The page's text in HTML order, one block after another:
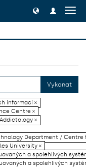
Vykonat
informací ×
Centre ×
×
Department / Centre
University ×
a spolehlivých
a spolehlivých